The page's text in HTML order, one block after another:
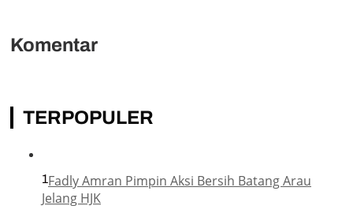
Komentar
TERPOPULER
1Fadly Amran Pimpin Aksi Bersih Batang Arau
Jelang HJK